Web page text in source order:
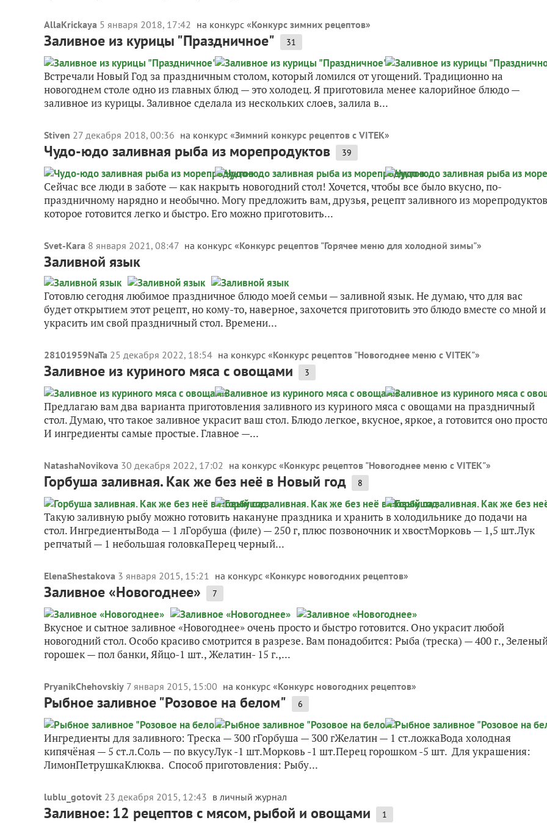
AllaKrickaya 5 января 2018, 17:42 на конкурс «Конкурс зимних рецептов»
Заливное из курицы "Праздничное" 31
Встречали Новый Год за праздничным столом, который ломился от угощений. Традиционно на
новогоднем столе одно из главных блюд — это холодец. Я приготовила менее калорийное блюдо —
заливное из курицы. Заливное сделала из нескольких слоев, залила в...
Stiven 27 декабря 2018, 00:36 на конкурс «Зимний конкурс рецептов с VITEK»
Чудо-юдо заливная рыба из морепродуктов 39
Сейчас все люди в заботе — как накрыть новогодний стол! Хочется, чтобы все было вкусно, по-
праздничному нарядно и необычно. Могу предложить вам, друзья, рецепт заливного из
которое готовится легко и быстро. Его можно приготовить...
Svet-Kara 8 января 2021, 08:47 на конкурс «Конкурс рецептов "Горячее меню для холодной зимы"»
Заливной язык
Готовлю сегодня любимое праздничное блюдо моей семьи — заливной язык. Не думаю, что для вас
будет открытием этот рецепт, но кому-то, наверное, захочется приготовить это блюдо вместе со мной и
украсить им свой праздничный стол. Времени...
28101959NaTa 25 декабря 2022, 18:54 на конкурс «Конкурс рецептов "Новогоднее меню с VITEK"»
Заливное из куриного мяса с овощами 3
Предлагаю вам два варианта приготовления заливного из куриного мяса с овощами на праздничный
стол. Думаю, что такое заливное украсит ваш стол. Блюдо легкое, вкусное, яркое, а готовится оно
И ингредиенты самые простые. Главное —...
NatashaNovikova 30 декабря 2022, 17:02 на конкурс «Конкурс рецептов "Новогоднее меню с VITEK"»
Горбуша заливная. Как же без неё в Новый год 8
Такую заливную рыбу можно готовить накануне праздника и хранить в холодильнике до подачи на
стол. ИнгредиентыВода — 1 лГорбуша (филе) — 250 г, плюс позвоночник и хвостМорковь — 1,5 шт.Лук
репчатый — 1 небольшая головкаПерец черный...
ElenaShestakova 3 января 2015, 15:21 на конкурс «Конкурс новогодних рецептов»
Заливное «Новогоднее» 7
Вкусное и сытное заливное «Новогоднее» очень просто и быстро готовится. Оно украсит любой
новогодний стол. Особо красиво смотрится в разрезе. Вам понадобится: Рыба (треска) — 400 г.,
горошек — пол банки, Яйцо-1 шт., Желатин- 15 г.,...
PryanikChehovskiy 7 января 2015, 15:00 на конкурс «Конкурс новогодних рецептов»
Рыбное заливное "Розовое на белом" 6
Ингредиенты для заливного: Треска — 300 гГорбуша — 300 гЖелатин — 1 ст.ложкаВода холодная
кипячёная — 5 ст.л.Соль — по вкусуЛук -1 шт.Морковь -1 шт.Перец горошком -5 шт. Для украшения:
ЛимонПетрушкаКлюква. Способ приготовления: Рыбу...
lublu_gotovit 23 декабря 2015, 12:43 в личный журнал
Заливное: 12 рецептов с мясом, рыбой и овощами 1